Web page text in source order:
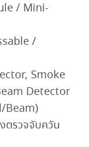
/ Mini-
/
Smoke
Detector
Beam)
ตรวจจับควัน